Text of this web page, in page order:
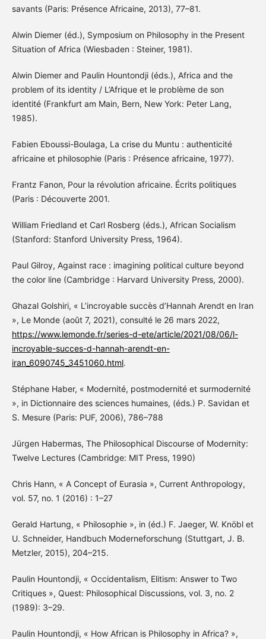
savants (Paris: Présence Africaine, 2013), 77–81.
Alwin Diemer (éd.), Symposium on Philosophy in the Present
Situation of Africa (Wiesbaden : Steiner, 1981).
Alwin Diemer and Paulin Hountondji (éds.), Africa and the
problem of its identity / L’Afrique et le problème de son
identité (Frankfurt am Main, Bern, New York: Peter Lang,
1985).
Fabien Eboussi-Boulaga, La crise du Muntu : authenticité
africaine et philosophie (Paris : Présence africaine, 1977).
Frantz Fanon, Pour la révolution africaine. Écrits politiques
(Paris : Découverte 2001.
William Friedland et Carl Rosberg (éds.), African Socialism
(Stanford: Stanford University Press, 1964).
Paul Gilroy, Against race : imagining political culture beyond
the color line (Cambridge : Harvard University Press, 2000).
Ghazal Golshiri, « L’incroyable succès d’Hannah Arendt en Iran
», Le Monde (août 7, 2021), consulté le 26 mars 2022,
https://www.lemonde.fr/series-d-ete/article/2021/08/06/l-
incroyable-succes-d-hannah-arendt-en-
iran_6090745_3451060.html.
Stéphane Haber, « Modernité, postmodernité et surmodernité
», in Dictionnaire des sciences humaines, (éds.) P. Savidan et
S. Mesure (Paris: PUF, 2006), 786–788
Jürgen Habermas, The Philosophical Discourse of Modernity:
Twelve Lectures (Cambridge: MIT Press, 1990)
Chris Hann, « A Concept of Eurasia », Current Anthropology,
vol. 57, no. 1 (2016) : 1–27
Gerald Hartung, « Philosophie », in (éd.) F. Jaeger, W. Knöbl et
U. Schneider, Handbuch Moderneforschung (Stuttgart, J. B.
Metzler, 2015), 204–215.
Paulin Hountondji, « Occidentalism, Elitism: Answer to Two
Critiques », Quest: Philosophical Discussions, vol. 3, no. 2
(1989): 3–29.
Paulin Hountondji, « How African is Philosophy in Africa? »,